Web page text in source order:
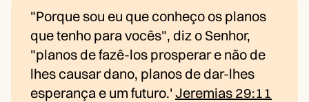
"Porque sou eu que conheço os planos
que tenho para vocês", diz o Senhor,
"planos de fazê-los prosperar e não de
lhes causar dano, planos de dar-lhes
esperança e um futuro.' Jeremias 29:11